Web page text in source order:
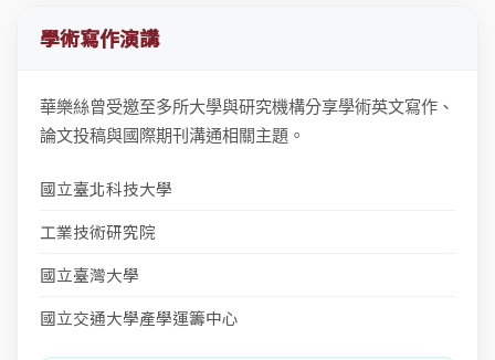
學術寫作演講
華樂絲曾受邀至多所大學與研究機構分享學術英文寫作、
論文投稿與國際期刊溝通相關主題。
國立臺北科技大學
工業技術研究院
國立臺灣大學
國立交通大學產學運籌中心